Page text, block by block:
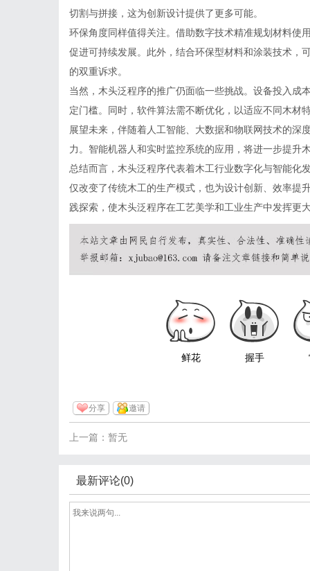
切割与拼接，这为创新设计提供了更多可能。
环保角度同样值得关注。借助数字技术精准规划材料使
促进可持续发展。此外，结合环保型材料和涂装技术，
的双重诉求。
当然，木头泛程序的推广仍面临一些挑战。设备投入成
定门槛。同时，软件算法需不断优化，以适应不同木材
展望未来，伴随着人工智能、大数据和物联网技术的深
力。智能机器人和实时监控系统的应用，将进一步提升
总结而言，木头泛程序代表着木工行业数字化与智能化
仅改变了传统木工的生产模式，也为设计创新、效率提
践探索，使木头泛程序在工艺美学和工业生产中发挥更
鲜花 握手
分享 邀请
上一篇：暂无
最新评论(0)